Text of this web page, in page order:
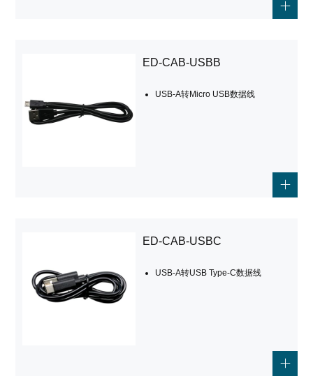
ED-CAB-USBB
USB-A转Micro USB数据线
ED-CAB-USBC
USB-A转USB Type-C数据线